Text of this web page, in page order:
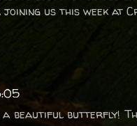
joining us this week at
a beautiful butterfly!